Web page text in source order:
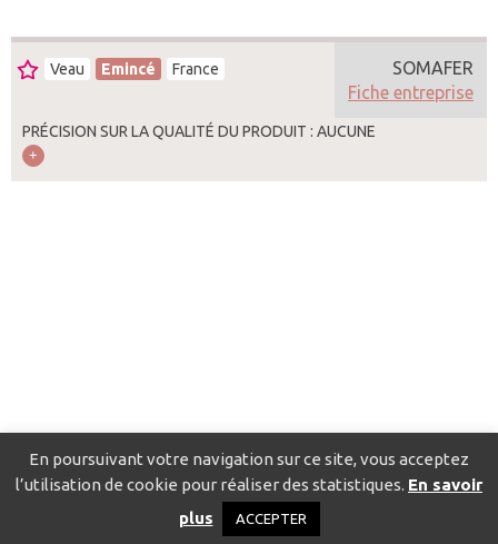
Veau Emincé France
PRÉCISION SUR LA QUALITÉ DU PRODUIT : AUCUNE
SOMAFER
Fiche entreprise
Catalogue pour localiser les fournisseurs
Politique de confidentialité
En poursuivant votre navigation sur ce site, vous acceptez
l’utilisation de cookie pour réaliser des statistiques. En savoir
plus
ACCEPTER